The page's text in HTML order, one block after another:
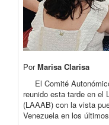
PorMarisa Clarisa
El Comité
reunido esta tarde en el
(LAAAB) con la vista
Venezuela en los